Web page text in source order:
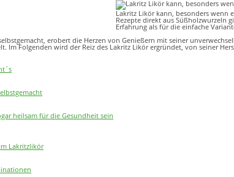
Lakritz Likör kann, besonders wenn
Rezepte direkt aus Süßholzwurzeln
Erfahrung als für die einfache
erobert die Herzen von Genießern mit seiner
Im Folgenden wird der Reiz des Lakritz Likör ergründet, von seiner
heilsam für die Gesundheit sein
Lakritzlikör